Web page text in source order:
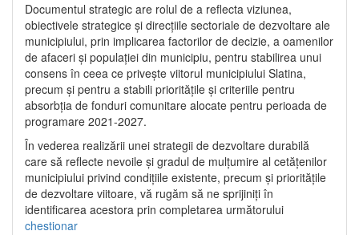
Documentul strategic are rolul de a reflecta viziunea,
obiectivele strategice și direcțiile sectoriale de dezvoltare ale
municipiului, prin implicarea factorilor de decizie, a oamenilor
de afaceri și populației din municipiu, pentru stabilirea unui
consens în ceea ce privește viitorul municipiului Slatina,
precum și pentru a stabili prioritățile și criteriile pentru
absorbția de fonduri comunitare alocate pentru perioada de
programare 2021-2027.
În vederea realizării unei strategii de dezvoltare durabilă
care să reflecte nevoile și gradul de mulțumire al cetățenilor
municipiului privind condițiile existente, precum și prioritățile
de dezvoltare viitoare, vă rugăm să ne sprijiniți în
identificarea acestora prin completarea următorului
chestionar